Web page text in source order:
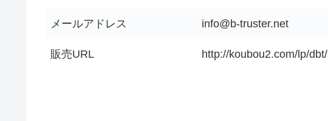
メールアドレス info@b-truster.net
販売URL http://koubou2.com/lp/dbt/